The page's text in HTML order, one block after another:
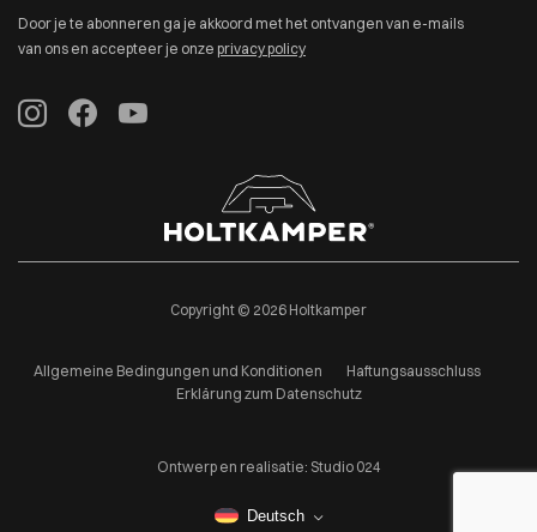
Door je te abonneren ga je akkoord met het ontvangen van e-mails
van ons en accepteer je onze privacy policy
Copyright © 2026 Holtkamper
Allgemeine Bedingungen und Konditionen
Haftungsausschluss
Erklärung zum Datenschutz
Ontwerp en realisatie: Studio 024
Deutsch